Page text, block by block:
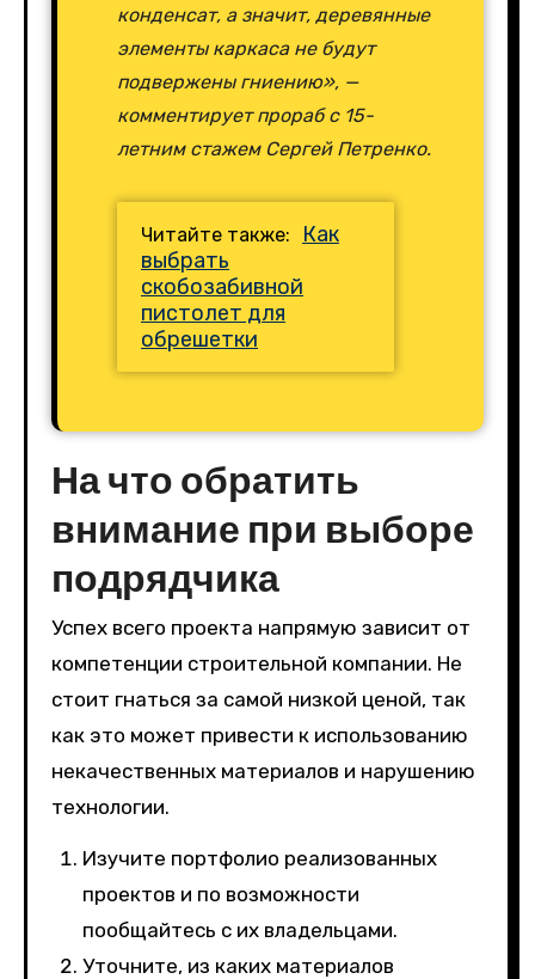
конденсат, а значит, деревянные
элементы каркаса не будут
подвержены гниению», —
комментирует прораб с 15-
летним стажем Сергей Петренко.
Читайте также:
Как
выбрать
скобозабивной
пистолет для
обрешетки
На что обратить
внимание при выборе
подрядчика
Успех всего проекта напрямую зависит от
компетенции строительной компании. Не
стоит гнаться за самой низкой ценой, так
как это может привести к использованию
некачественных материалов и нарушению
технологии.
Изучите портфолио реализованных
проектов и по возможности
пообщайтесь с их владельцами.
Уточните, из каких материалов